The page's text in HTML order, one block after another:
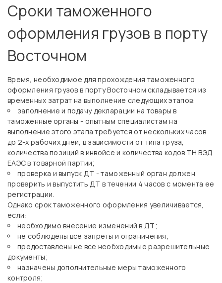
Сроки таможенного
оформления грузов в порту
Восточном
Время, необходимое для прохождения таможенного
оформления грузов в порту Восточном складывается из
временных затрат на выполнение следующих этапов:
заполнение и подачу декларации на товары в
таможенные органы - опытным специалистам на
выполнение этого этапа требуется от нескольких часов
до 2-х рабочих дней, в зависимости от типа груза,
количества позиций в инвойсе и количества кодов ТН ВЭД
ЕАЭС в товарной партии;
проверка и выпуск ДТ - таможенный орган должен
проверить и выпустить ДТ в течении 4 часов с момента ее
регистрации.
Однако срок таможенного оформления увеличивается,
если:
необходимо внесение изменений в ДТ;
не соблюдены все запреты и ограничения;
предоставлены не все необходимые разрешительные
документы;
назначены дополнительные меры таможенного
контроля;